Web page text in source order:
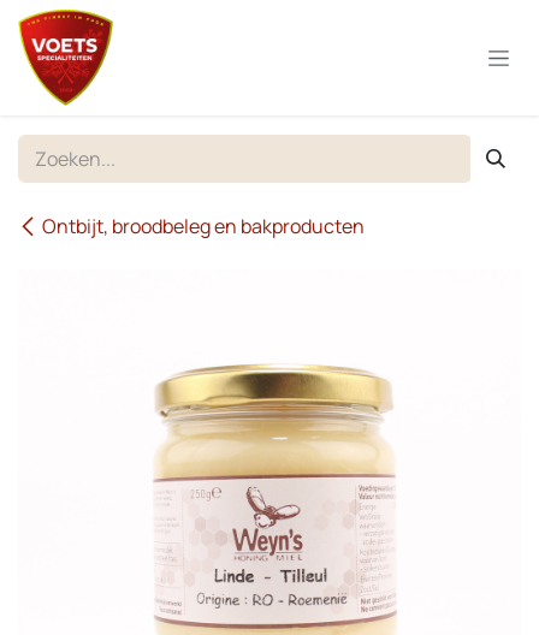
Overslaan naar inhoud
Ontbijt, broodbeleg en bakproducten